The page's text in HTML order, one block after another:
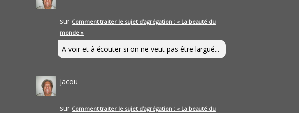
sur Comment traiter le sujet d’agrégation : « La beauté du
monde »
A voir et à écouter si on ne veut pas être largué...
jacou
sur Comment traiter le sujet d’agrégation : « La beauté du